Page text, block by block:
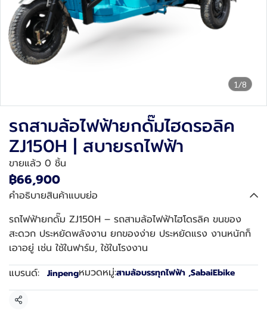
1/8
รถสามล้อไฟฟ้ายกดั๊มไฮดรอลิค
ZJ150H | สบายรถไฟฟ้า
ขายแล้ว 0 ชิ้น
฿66,900
คำอธิบายสินค้าแบบย่อ
รถไฟฟ้ายกดั๊ม ZJ150H – รถสามล้อไฟฟ้าไฮโดรลิค ขนของ
สะดวก ประหยัดพลังงาน ยกของง่าย ประหยัดแรง งานหนักก็
เอาอยู่ เช่น ใช้ในฟาร์ม, ใช้ในโรงงาน
แบรนด์:
Jinpengหมวดหมู่:สามล้อบรรทุกไฟฟ้า ,SabaiEbike
แชร์